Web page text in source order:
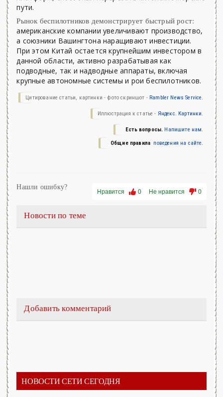
пути.
Рынок беспилотников демонстрирует быстрый рост:
американские компании увеличивают производство,
а союзники Вашингтона наращивают инвестиции.
При этом Китай остается крупнейшим инвестором в
данной области, активно разрабатывая как
подводные, так и надводные аппараты, включая
крупные автономные системы и рои беспилотников.
Цитирование статьи, картинки - фото скриншот - Rambler News Service.
Иллюстрация к статье - Яндекс. Картинки.
Есть вопросы. Напишите нам.
Общие правила поведения на сайте.
Нравится 0 Не нравится 0
Нашли ошибку?
Новости по теме
Добавить комментарий
НОВОСТИ СЕТИ СЕГОДНЯ